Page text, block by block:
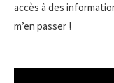
accès à des
m’en passer !